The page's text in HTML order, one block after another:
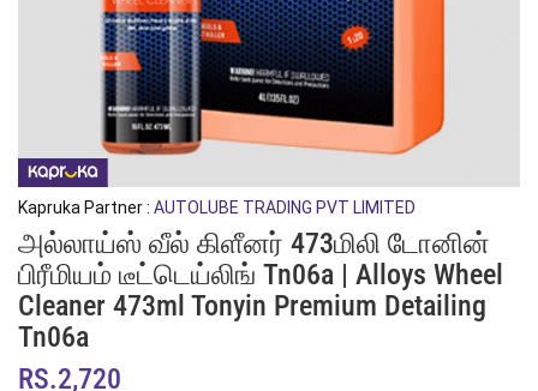
Kapruka Partner : AUTOLUBE TRADING PVT LIMITED
அல்லாய்ஸ் வீல் கிளீனர் 473மிலி டோனின்
பிரீமியம் டீட்டெய்லிங் Tn06a | Alloys Wheel
Cleaner 473ml Tonyin Premium Detailing
Tn06a
RS.2,720